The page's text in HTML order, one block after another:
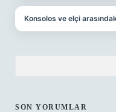
Konsolos ve elçi
SON YORUMLAR